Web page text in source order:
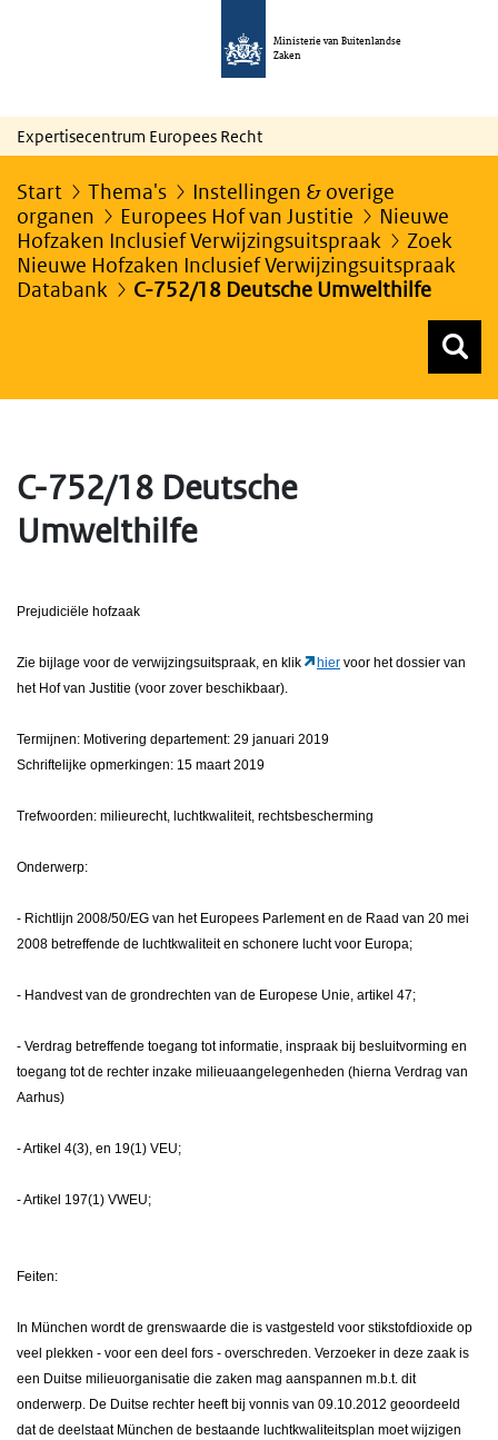
Ministerie van Buitenlandse
Zaken
Expertisecentrum Europees Recht
Start Thema's
Instellingen & overige
organen
Europees Hof van Justitie
Nieuwe
Hofzaken Inclusief Verwijzingsuitspraak
Zoek
Nieuwe Hofzaken Inclusief Verwijzingsuitspraak
Databank
C-752/18 Deutsche Umwelthilfe
C-752/18 Deutsche
Umwelthilfe
Prejudiciële hofzaak
Zie bijlage voor de verwijzingsuitspraak, en klik hier voor het dossier van
het Hof van Justitie (voor zover beschikbaar).
Termijnen: Motivering departement: 29 januari 2019
Schriftelijke opmerkingen: 15 maart 2019
Trefwoorden: milieurecht, luchtkwaliteit, rechtsbescherming
Onderwerp:
- Richtlijn 2008/50/EG van het Europees Parlement en de Raad van 20 mei
2008 betreffende de luchtkwaliteit en schonere lucht voor Europa;
- Handvest van de grondrechten van de Europese Unie, artikel 47;
- Verdrag betreffende toegang tot informatie, inspraak bij besluitvorming en
toegang tot de rechter inzake milieuaangelegenheden (hierna Verdrag van
Aarhus)
- Artikel 4(3), en 19(1) VEU;
- Artikel 197(1) VWEU;
Feiten:
In München wordt de grenswaarde die is vastgesteld voor stikstofdioxide op
veel plekken - voor een deel fors - overschreden. Verzoeker in deze zaak is
een Duitse milieuorganisatie die zaken mag aanspannen m.b.t. dit
onderwerp. De Duitse rechter heeft bij vonnis van 09.10.2012 geoordeeld
dat de deelstaat München de bestaande luchtkwaliteitsplan moet wijzigen